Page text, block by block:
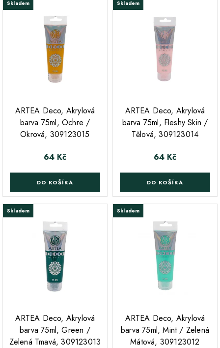
Skladem
ARTEA Deco, Akrylová
barva 75ml, Ochre /
Okrová, 309123015
Cena
64 Kč
DO KOŠÍKA
Skladem
ARTEA Deco, Akrylová
barva 75ml, Fleshy Skin /
Tělová, 309123014
Cena
64 Kč
DO KOŠÍKA
Skladem
ARTEA Deco, Akrylová
barva 75ml, Green /
Zelená Tmavá, 309123013
Skladem
ARTEA Deco, Akrylová
barva 75ml, Mint / Zelená
Mátová, 309123012